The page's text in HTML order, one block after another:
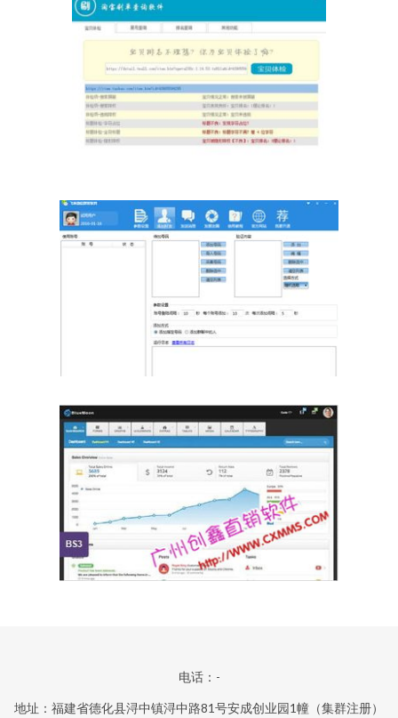
电话：-
地址：福建省德化县浔中镇浔中路81号安成创业园1幢（集群注册）